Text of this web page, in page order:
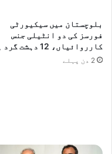
بلوچستان میں سیکیورٹی
فورسز کی دو انٹیلی جنس
کارروائیاں، 12 دہشت گرد ہلاک
2 دن پہلے